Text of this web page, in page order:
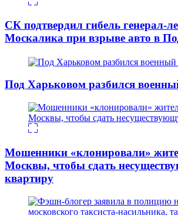
СК подтвердил гибель генерал-
Москалика при взрыве авто в
Под Харьковом разбился
Мошенники «клонировали»
Москвы, чтобы сдать
квартиру